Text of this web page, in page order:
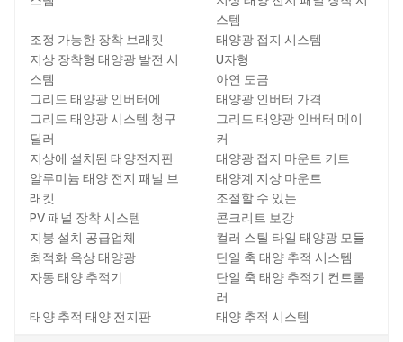
스템
조정 가능한 장착 브래킷
태양광 접지 시스템
지상 장착형 태양광 발전 시
스템
U자형
아연 도금
그리드 태양광 인버터에
태양광 인버터 가격
그리드 태양광 시스템 청구
딜러
그리드 태양광 인버터 메이
커
지상에 설치된 태양전지판
태양광 접지 마운트 키트
알루미늄 태양 전지 패널 브
래킷
태양계 지상 마운트
조절할 수 있는
PV 패널 장착 시스템
콘크리트 보강
지붕 설치 공급업체
컬러 스틸 타일 태양광 모듈
최적화 옥상 태양광
단일 축 태양 추적 시스템
자동 태양 추적기
단일 축 태양 추적기 컨트롤
러
태양 추적 태양 전지판
태양 추적 시스템